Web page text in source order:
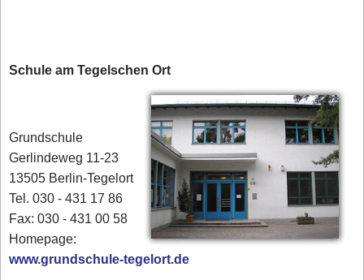
Schule am Tegelschen Ort
Grundschule
Gerlindeweg 11-23
13505 Berlin-Tegelort
Tel. 030 - 431 17 86‎
Fax: 030 - 431 00 58‎
Homepage:
www.grundschule-tegelort.de